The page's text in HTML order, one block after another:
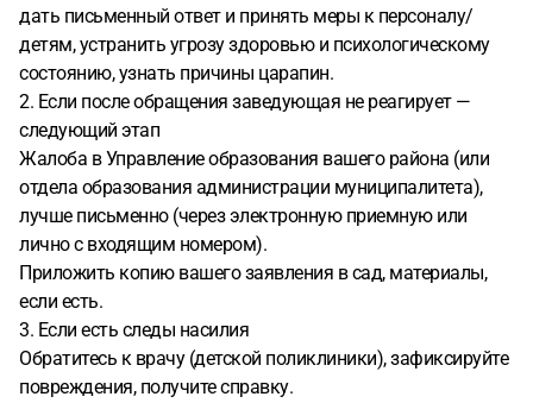
дать письменный ответ и принять меры к персоналу/
детям, устранить угрозу здоровью и психологическому
состоянию, узнать причины царапин.
2. Если после обращения заведующая не реагирует —
следующий этап
Жалоба в Управление образования вашего района (или
отдела образования администрации муниципалитета),
лучше письменно (через электронную приемную или
лично с входящим номером).
Приложить копию вашего заявления в сад, материалы,
если есть.
3. Если есть следы насилия
Обратитесь к врачу (детской поликлиники), зафиксируйте
повреждения, получите справку.